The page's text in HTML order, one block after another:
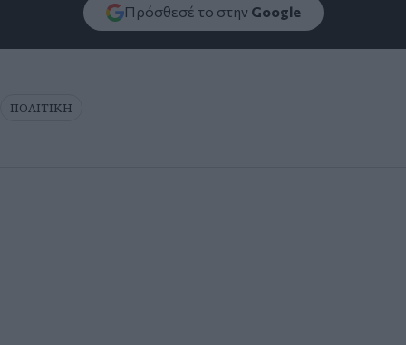
Πρόσθεσέ το στην Google
ΠΟΛΙΤΙΚΗ